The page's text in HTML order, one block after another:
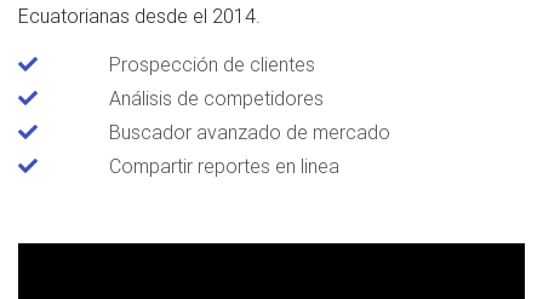
Ecuatorianas desde el 2014.
Prospección de clientes
Análisis de competidores
Buscador avanzado de mercado
Compartir reportes en linea